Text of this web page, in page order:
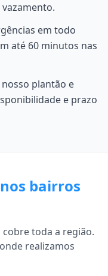
em todo
até 60 minutos nas
plantão e
e prazo
bairros
cobre toda a região.
realizamos